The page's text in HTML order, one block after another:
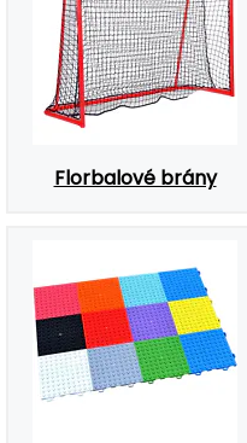
Florbalové brány